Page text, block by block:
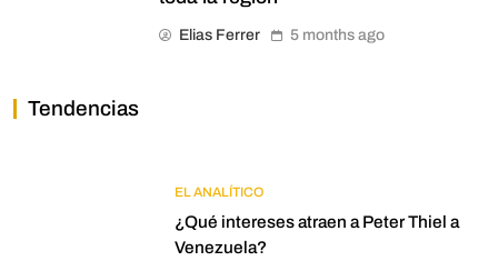
Elias Ferrer 5 months ago
Tendencias
EL ANALÍTICO
¿Qué intereses atraen a Peter Thiel a
Venezuela?